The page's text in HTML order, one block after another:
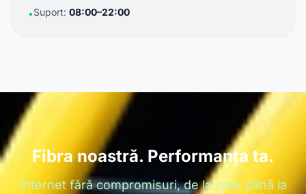
•Suport: 08:00–22:00
Fibra noastră. Performanța ta.
Internet fără compromisuri, de la core până la